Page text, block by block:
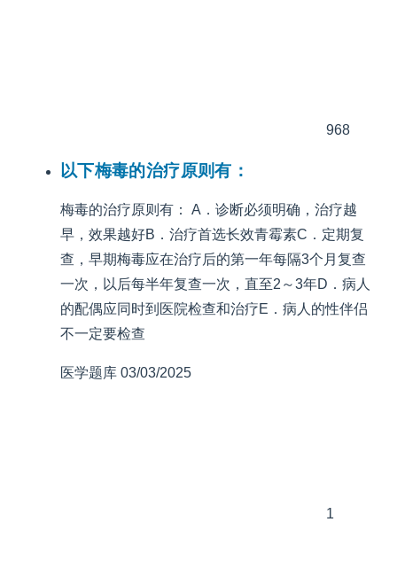
968
以下梅毒的治疗原则有：
梅毒的治疗原则有： A．诊断必须明确，治疗越
早，效果越好B．治疗首选长效青霉素C．定期复
查，早期梅毒应在治疗后的第一年每隔3个月复查
一次，以后每半年复查一次，直至2～3年D．病人
的配偶应同时到医院检查和治疗E．病人的性伴侣
不一定要检查
医学题库 03/03/2025
1